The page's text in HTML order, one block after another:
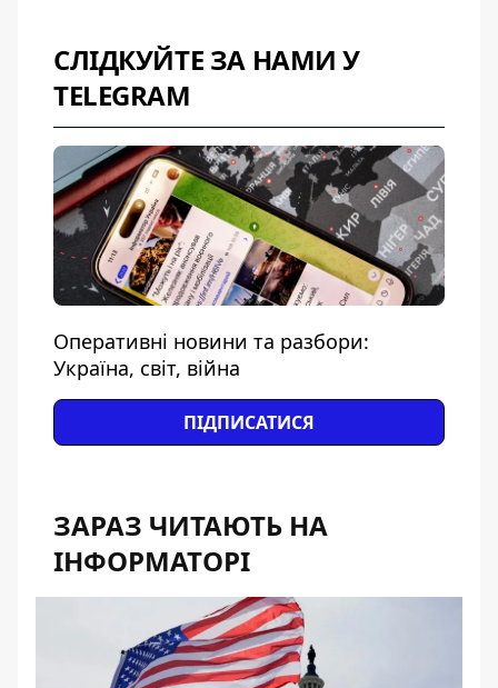
СЛІДКУЙТЕ ЗА НАМИ У
TELEGRAM
Оперативні новини та разбори:
Україна, світ, війна
ПІДПИСАТИСЯ
ЗАРАЗ ЧИТАЮТЬ НА
ІНФОРМАТОРІ